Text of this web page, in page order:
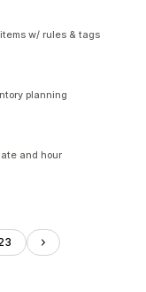
w/ rules & tags
planning
and hour